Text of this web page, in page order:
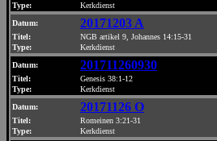
Type:
Kerkdienst
Datum: 20171203 A
Titel:
NGB artikel 9, Johannes 14:15-31
Type:
Kerkdienst
Datum: 201711260930
Titel:
Genesis 38:1-12
Type:
Kerkdienst
Datum: 20171126 O
Titel:
Romeinen 3:21-31
Type:
Kerkdienst